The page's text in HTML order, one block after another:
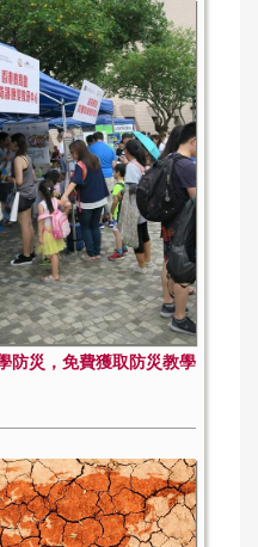
防災，免費獲取防災教學